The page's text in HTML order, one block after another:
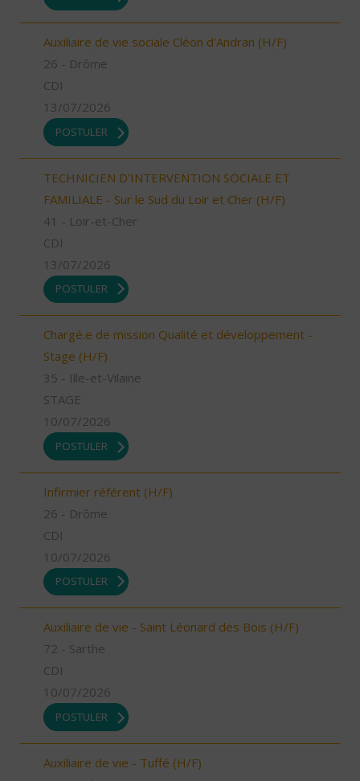
Auxiliaire de vie sociale Cléon d'Andran (H/F)
26 - Drôme
CDI
13/07/2026
POSTULER
TECHNICIEN D’INTERVENTION SOCIALE ET
FAMILIALE - Sur le Sud du Loir et Cher (H/F)
41 - Loir-et-Cher
CDI
13/07/2026
POSTULER
Chargé.e de mission Qualité et développement -
Stage (H/F)
35 - Ille-et-Vilaine
STAGE
10/07/2026
POSTULER
Infirmier référent (H/F)
26 - Drôme
CDI
10/07/2026
POSTULER
Auxiliaire de vie - Saint Léonard des Bois (H/F)
72 - Sarthe
CDI
10/07/2026
POSTULER
Auxiliaire de vie - Tuffé (H/F)